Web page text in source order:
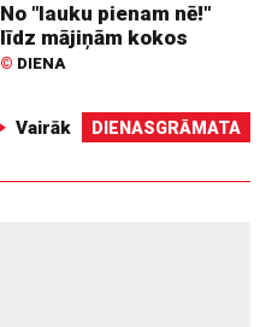
No "lauku pienam nē!"
līdz mājiņām kokos
© DIENA
Vairāk DIENASGRĀMATA